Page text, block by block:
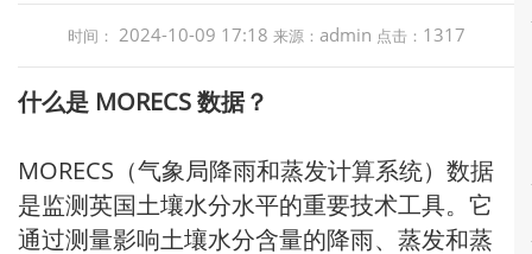
时间： 2024-10-09 17:18 来源： admin 点击： 1317
什么是 MORECS 数据？
MORECS（气象局降雨和蒸发计算系统）数据
是监测英国土壤水分水平的重要技术工具。它
通过测量影响土壤水分含量的降雨、蒸发和蒸